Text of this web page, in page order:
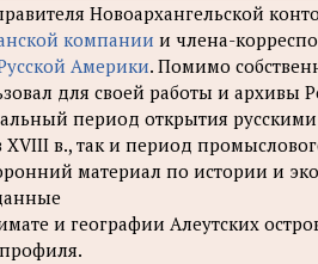
Новоархангельской
компании и члена-
Америки. Помимо
для своей работы и архивы
период открытия
XVIII в., так и период
материал по истории и
и географии Алеутских